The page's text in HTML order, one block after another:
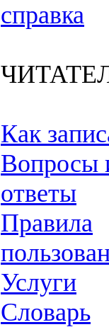
справка
Как
Вопросы
ответы
Правила
Услуги
Словарь